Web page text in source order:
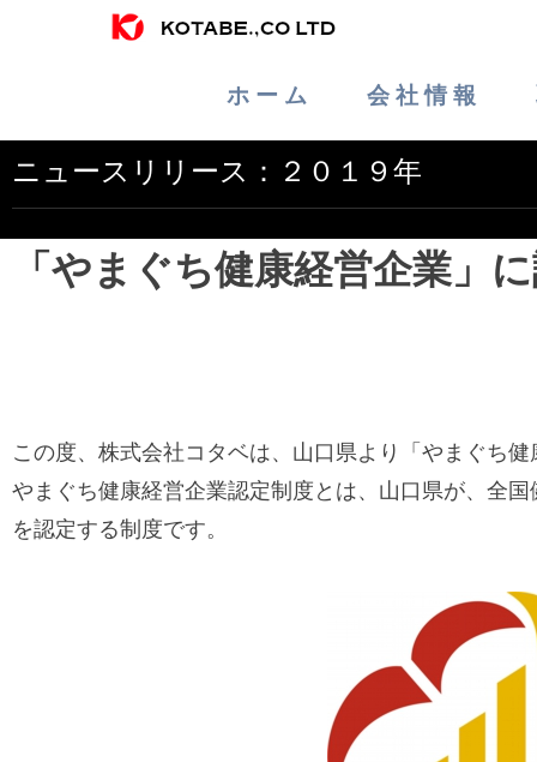
ホ ー ム 会 社 情 報
ニュースリリース：２０１９年
「やまぐち健康経営企業」
この度、株式会社コタベは、山口県より「やまぐち
やまぐち健康経営企業認定制度とは、山口県が、全
を認定する制度です。